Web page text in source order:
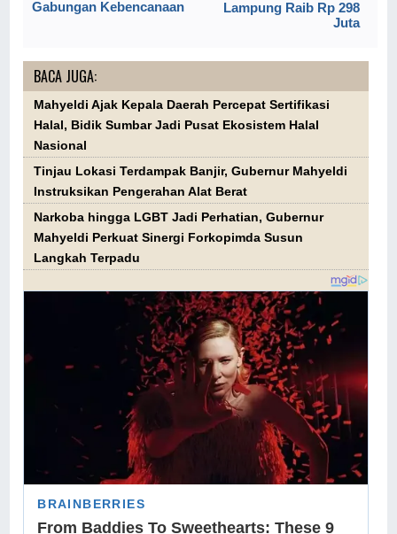
Gabungan Kebencanaan
Lampung Raib Rp 298
Juta
BACA JUGA:
Mahyeldi Ajak Kepala Daerah Percepat Sertifikasi
Halal, Bidik Sumbar Jadi Pusat Ekosistem Halal
Nasional
Tinjau Lokasi Terdampak Banjir, Gubernur Mahyeldi
Instruksikan Pengerahan Alat Berat
Narkoba hingga LGBT Jadi Perhatian, Gubernur
Mahyeldi Perkuat Sinergi Forkopimda Susun
Langkah Terpadu